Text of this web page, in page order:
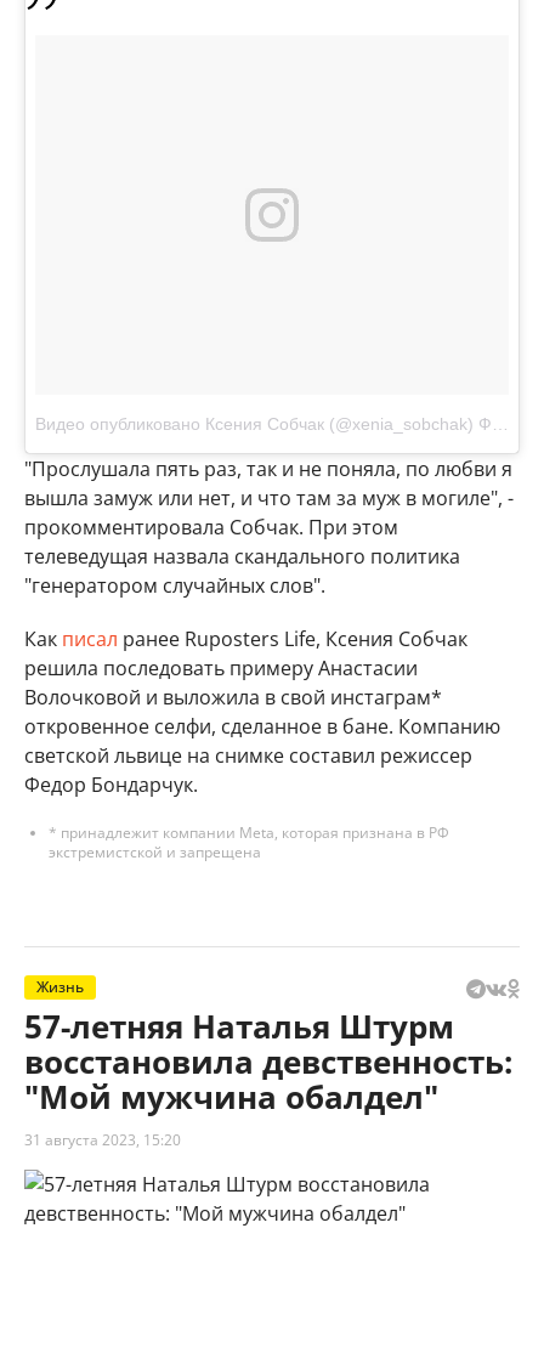
Видео опубликовано Ксения Собчак (@xenia_sobchak) Фев 8 2017 в 3:14 PST
"Прослушала пять раз, так и не поняла, по любви я
вышла замуж или нет, и что там за муж в могиле", -
прокомментировала Собчак. При этом
телеведущая назвала скандального политика
"генератором случайных слов".
Как писал ранее Ruposters Life, Ксения Собчак
решила последовать примеру Анастасии
Волочковой и выложила в свой инстаграм*
откровенное селфи, сделанное в бане. Компанию
светской львице на снимке составил режиссер
Федор Бондарчук.
* принадлежит компании Meta, которая признана в РФ
экстремистской и запрещена
Жизнь
57-летняя Наталья Штурм
восстановила девственность:
"Мой мужчина обалдел"
31 августа 2023, 15:20